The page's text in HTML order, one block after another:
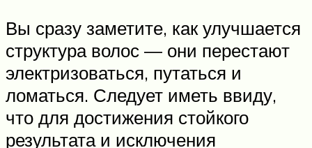
Вы сразу заметите, как улучшается
структура волос — они перестают
электризоваться, путаться и
ломаться. Следует иметь ввиду,
что для достижения стойкого
результата и исключения